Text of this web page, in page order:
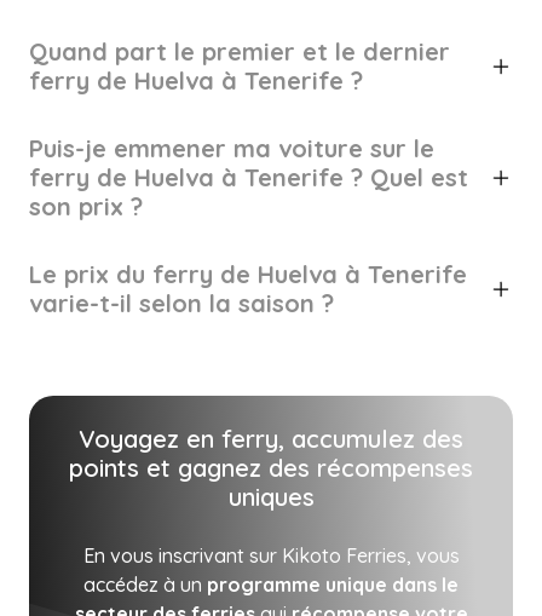
Quand part le premier et le dernier
ferry de Huelva à Tenerife ?
Puis-je emmener ma voiture sur le
ferry de Huelva à Tenerife ? Quel est
son prix ?
Le prix du ferry de Huelva à Tenerife
varie-t-il selon la saison ?
Voyagez en ferry, accumulez des
points et gagnez des récompenses
uniques
En vous inscrivant sur Kikoto Ferries, vous
accédez à un programme unique dans le